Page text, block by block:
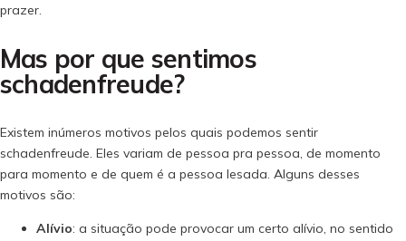
prazer.
Mas por que sentimos
schadenfreude?
Existem inúmeros motivos pelos quais podemos sentir
schadenfreude. Eles variam de pessoa pra pessoa, de momento
para momento e de quem é a pessoa lesada. Alguns desses
motivos são:
Alívio: a situação pode provocar um certo alívio, no sentido